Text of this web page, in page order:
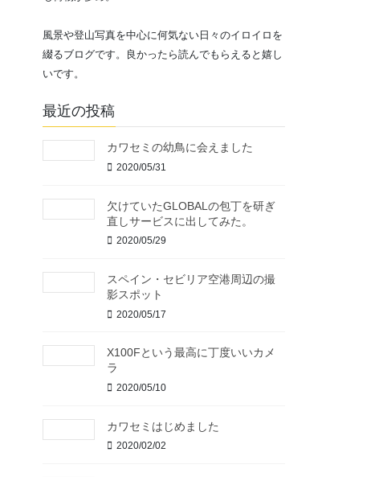
風景や登山写真を中心に何気ない日々のイロイロを
綴るブログです。良かったら読んでもらえると嬉し
いです。
最近の投稿
カワセミの幼鳥に会えました
2020/05/31
欠けていたGLOBALの包丁を研ぎ
直しサービスに出してみた。
2020/05/29
スペイン・セビリア空港周辺の撮
影スポット
2020/05/17
X100Fという最高に丁度いいカメ
ラ
2020/05/10
カワセミはじめました
2020/02/02